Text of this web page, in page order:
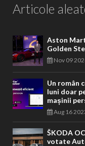
Articole
Aston
Golden
Nov 09
Un român
luni doar
mașinii
Aug 16
ŠKODA
votate